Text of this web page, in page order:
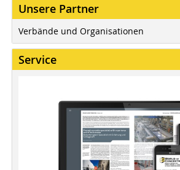
Unsere Partner
Verbände und Organisationen
Service